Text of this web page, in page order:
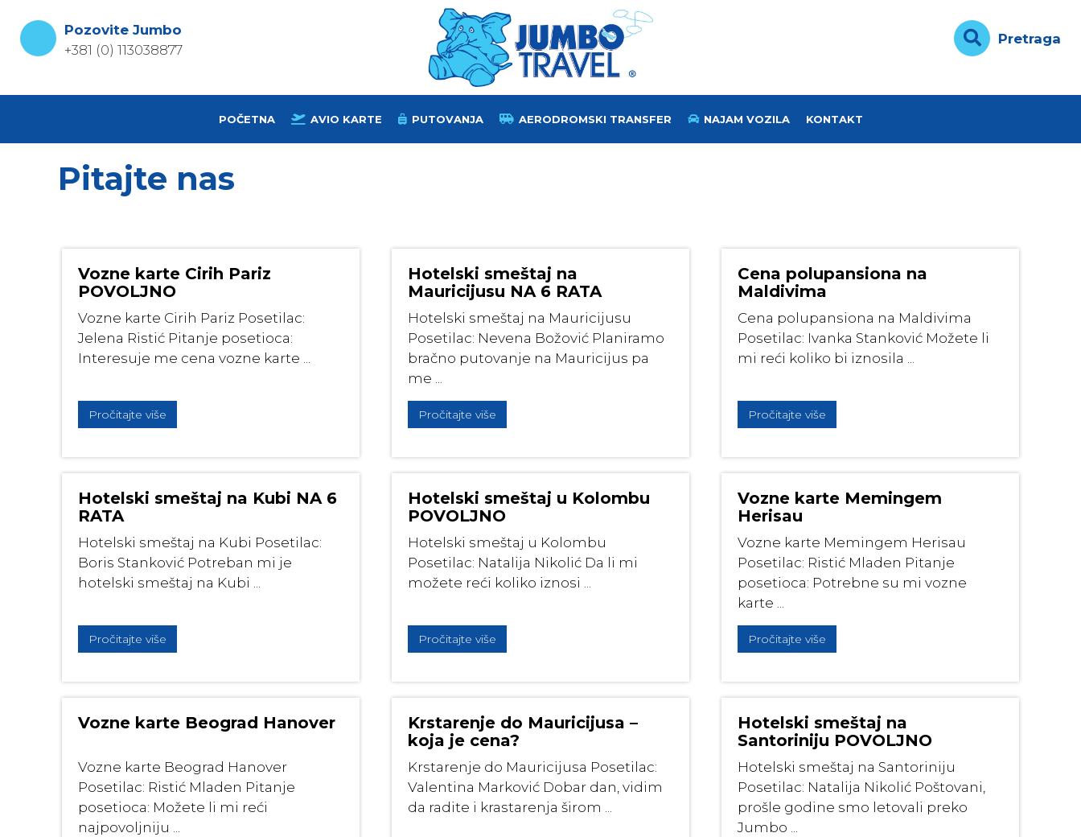
content
Pozovite Jumbo
+381 (0) 113038877
Pretraga
POČETNA AVIO KARTE PUTOVANJA AERODROMSKI TRANSFER NAJAM VOZILA KONTAKT
Pitajte nas
Vozne karte Cirih Pariz
POVOLJNO
Vozne karte Cirih Pariz Posetilac:
Jelena Ristić Pitanje posetioca:
Interesuje me cena vozne karte ...
Pročitajte više
Hotelski smeštaj na
Mauricijusu NA 6 RATA
Hotelski smeštaj na Mauricijusu
Posetilac: Nevena Božović Planiramo
bračno putovanje na Mauricijus pa
me ...
Pročitajte više
Cena polupansiona na
Maldivima
Cena polupansiona na Maldivima
Posetilac: Ivanka Stanković Možete li
mi reći koliko bi iznosila ...
Pročitajte više
Hotelski smeštaj na Kubi NA 6
RATA
Hotelski smeštaj na Kubi Posetilac:
Boris Stanković Potreban mi je
hotelski smeštaj na Kubi ...
Pročitajte više
Hotelski smeštaj u Kolombu
POVOLJNO
Hotelski smeštaj u Kolombu
Posetilac: Natalija Nikolić Da li mi
možete reći koliko iznosi ...
Pročitajte više
Vozne karte Memingem
Herisau
Vozne karte Memingem Herisau
Posetilac: Ristić Mladen Pitanje
posetioca: Potrebne su mi vozne
karte ...
Pročitajte više
Vozne karte Beograd Hanover
Vozne karte Beograd Hanover
Posetilac: Ristić Mladen Pitanje
posetioca: Možete li mi reći
najpovoljniju ...
Krstarenje do Mauricijusa –
koja je cena?
Krstarenje do Mauricijusa Posetilac:
Valentina Marković Dobar dan, vidim
da radite i krastarenja širom ...
Hotelski smeštaj na
Santoriniju POVOLJNO
Hotelski smeštaj na Santoriniju
Posetilac: Natalija Nikolić Poštovani,
prošle godine smo letovali preko
Jumbo ...